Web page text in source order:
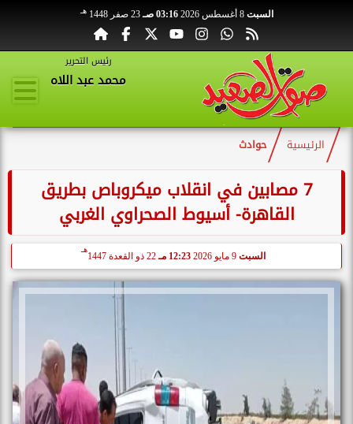
السبت 8 أغسطس 2026 03:16 صـ 23 صفر 1448 هـ
رئيس التحرير
محمد عبد اللاه
الرئيسية حوادث
7 مصابين في انقلاب ميكروباص بطريق
القاهرة- أسيوط الصحراوي الغربي
السبت 12:23 مـ 22 ذو القعدة 1447
هـ